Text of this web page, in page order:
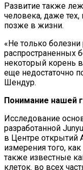
Развитие также
человека, даже
позже в жизни.
«Не только
распространенных
некоторый корень
еще недостаточно
Шендур.
Понимание нашей
Исследование
разработанной
в Центре открытий
измерения того,
также известные
клеток. во всех